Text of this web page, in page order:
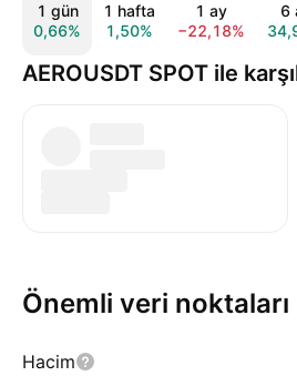
1 gün
0,66%
1 hafta
1,50%
1 ay
−22,18%
6
AEROUSDT SPOT ile
Önemli veri noktaları
Hacim